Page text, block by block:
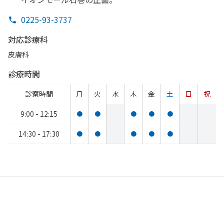
0225-93-3737
対応診療科
皮膚科
診療時間
診察時間 月 火 水 木 金 土 日
祝
9:00 - 12:15
● ● ● ● ●
14:30 - 17:30 ● ● ● ● ●